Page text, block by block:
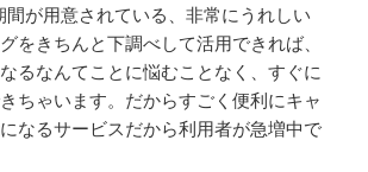
間が用意されている、非常にうれしい
をきちんと下調べして活用できれば、
るなんてことに悩むことなく、すぐに
ちゃいます。だからすごく便利にキャ
なるサービスだから利用者が急増中で